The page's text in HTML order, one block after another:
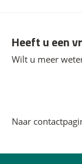
Heeft u een
Wilt u meer
Naar